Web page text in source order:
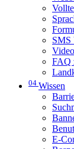
SMS
FAQ
04 Wissen
E-